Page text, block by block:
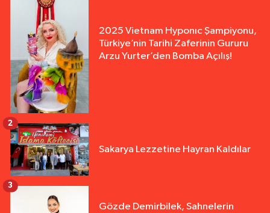
2025 Vietnam Hyponıc Şampiyonu,
Türkiye’nin Tarihi Zaferinin Gururu
Arzu Yurter’den Bomba Açılış!
Sakarya Lezzetine Hayran Kaldılar
2
Gözde Demirbilek, Sahnelerin
3